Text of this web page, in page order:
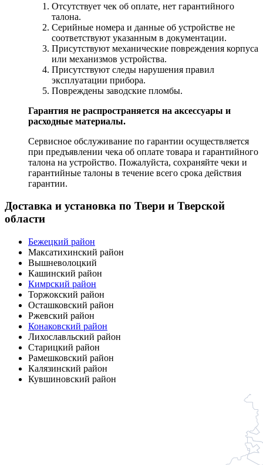
Отсутствует чек об оплате, нет гарантийного
талона.
Серийные номера и данные об устройстве не
соответствуют указанным в документации.
Присутствуют механические повреждения корпуса
или механизмов устройства.
Присутствуют следы нарушения правил
эксплуатации прибора.
Повреждены заводские пломбы.
Гарантия не распространяется на аксессуары и
расходные материалы.
Сервисное обслуживание по гарантии осуществляется
при предъявлении чека об оплате товара и гарантийного
талона на устройство. Пожалуйста, сохраняйте чеки и
гарантийные талоны в течение всего срока действия
гарантии.
Доставка и установка по Твери и Тверской
области
Бежецкий район
Максатихинский район
Вышневолоцкий
Кашинский район
Кимрский район
Торжокский район
Осташковский район
Ржевский район
Конаковский район
Лихославльский район
Старицкий район
Рамешковский район
Калязинский район
Кувшиновский район